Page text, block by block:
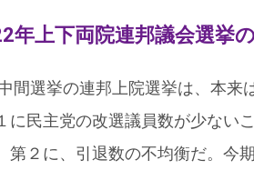
年上下両院連邦議会選挙
間選挙の連邦上院選挙は、本来
に民主党の改選議員数が少ない
第２に、引退数の不均衡だ。今